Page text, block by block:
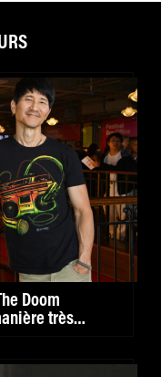
Doom
très